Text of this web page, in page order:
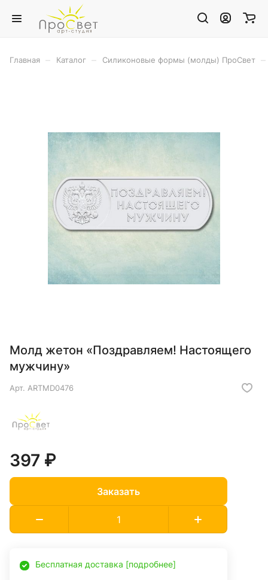
Главная Каталог Силиконовые формы (молды) ПроСвет
Молд жетон «Поздравляем! Настоящего
мужчину»
Арт. ARTMD0476
397 ₽
Заказать
Бесплатная доставка [подробнее]